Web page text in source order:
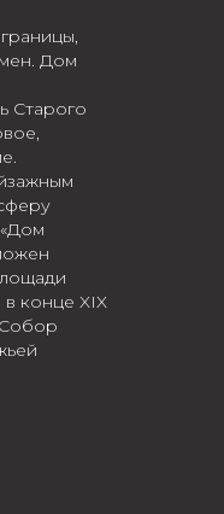
Дом
Старого
конце XIX